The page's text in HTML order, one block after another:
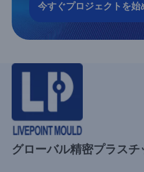
今すぐプロジェクトを始
グローバル精密プラス